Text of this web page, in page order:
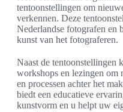
tentoonstellingen om
verkennen. Deze
Nederlandse fotografen en
kunst van het fotograferen.
Naast de tentoonstellingen
workshops en lezingen om
en processen achter het
biedt een educatieve
kunstvorm en u helpt uw